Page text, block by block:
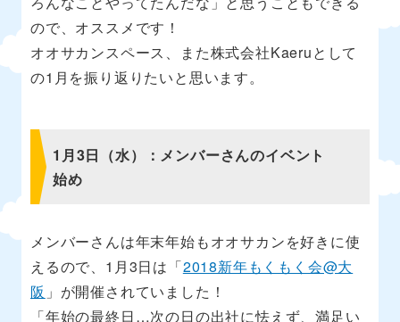
ので、オススメです！
オオサカンスペース、また株式会社Kaeruとして
の1月を振り返りたいと思います。
1月3日（水）：メンバーさんのイベント
始め
メンバーさんは年末年始もオオサカンを好きに使
えるので、1月3日は「2018新年もくもく会@大
阪 」が開催されていました！
「年始の最終日…次の日の出社に怯えず、満足い